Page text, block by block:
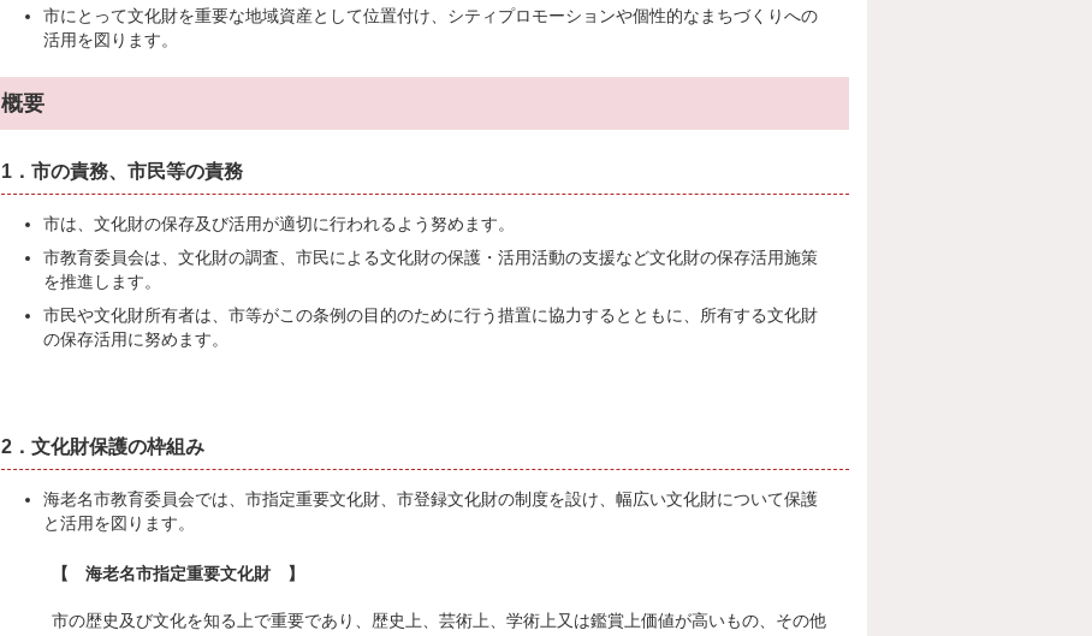
市にとって文化財を重要な地域資産として位置付け、シティプロモーションや個性的なまちづくりへの
活用を図ります。
概要
1．市の責務、市民等の責務
市は、文化財の保存及び活用が適切に行われるよう努めます。
市教育委員会は、文化財の調査、市民による文化財の保護・活用活動の支援など文化財の保存活用施策
を推進します。
市民や文化財所有者は、市等がこの条例の目的のために行う措置に協力するとともに、所有する文化財
の保存活用に努めます。
2．文化財保護の枠組み
海老名市教育委員会では、市指定重要文化財、市登録文化財の制度を設け、幅広い文化財について保護
と活用を図ります。
【 海老名市指定重要文化財 】
市の歴史及び文化を知る上で重要であり、歴史上、芸術上、学術上又は鑑賞上価値が高いもの、その他